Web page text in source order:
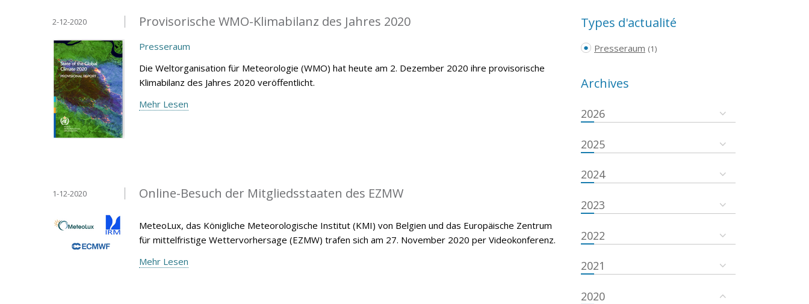
Provisorische WMO-Klimabilanz des Jahres 2020
2-12-2020
Presseraum
Die Weltorganisation für Meteorologie (WMO) hat heute am 2. Dezember 2020 ihre provisorische
Klimabilanz des Jahres 2020 veröffentlicht.
Mehr Lesen
Online-Besuch der Mitgliedsstaaten des EZMW
1-12-2020
MeteoLux, das Königliche Meteorologische Institut (KMI) von Belgien und das Europäische Zentrum
für mittelfristige Wettervorhersage (EZMW) trafen sich am 27. November 2020 per Videokonferenz.
Mehr Lesen
Types d'actualité
Presseraum (1)
Archives
2026
2025
2024
2023
2022
2021
2020